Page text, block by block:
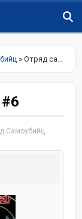
» Отряд самоубийц Том 4 #6
Самоубийц